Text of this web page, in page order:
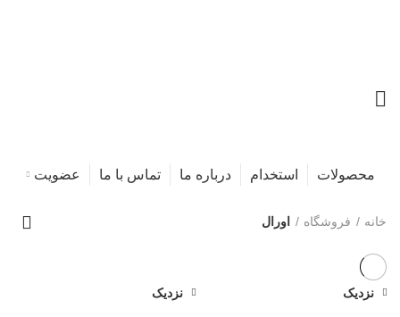
محصولات استخدام درباره ما تماس با ما عضویت
خانه فروشگاه اورال
نزدیک نزدیک